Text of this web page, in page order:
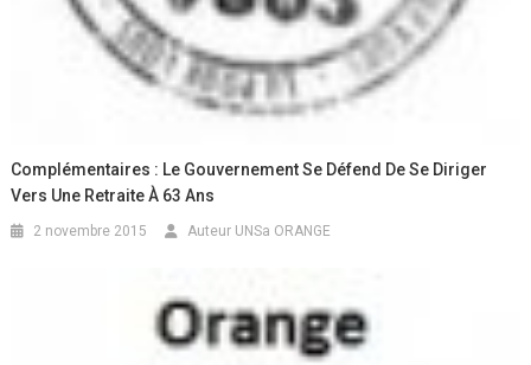
Complémentaires : Le Gouvernement Se Défend De Se Diriger
Vers Une Retraite À 63 Ans
2 novembre 2015 Auteur UNSa ORANGE